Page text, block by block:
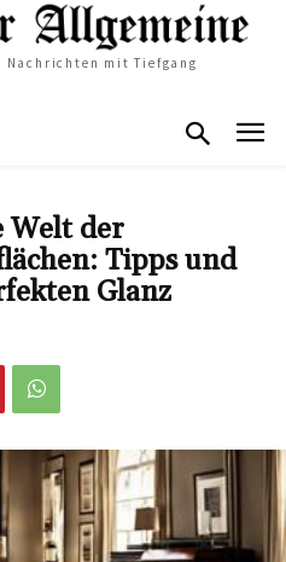
mit Tiefgang
Welt der
Tipps und
Glanz